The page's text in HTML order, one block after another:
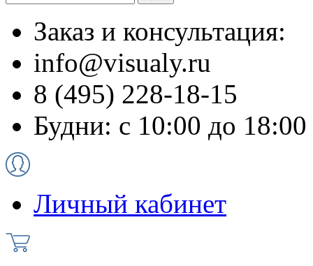
Заказ и консультация:
info@visualy.ru
8 (495) 228-18-15
Будни: с 10:00 до 18:00
Личный кабинет